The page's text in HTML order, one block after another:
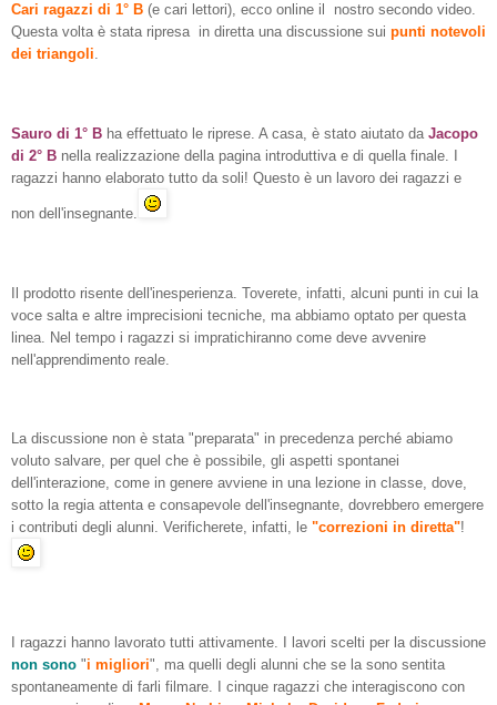
Cari ragazzi di 1° B (e cari lettori), ecco online il nostro secondo video.
Questa volta è stata ripresa in diretta una discussione sui punti notevoli
dei triangoli.
Sauro di 1° B ha effettuato le riprese. A casa, è stato aiutato da Jacopo
di 2° B nella realizzazione della pagina introduttiva e di quella finale. I
ragazzi hanno elaborato tutto da soli! Questo è un lavoro dei ragazzi e
non dell'insegnante.
Il prodotto risente dell'inesperienza. Toverete, infatti, alcuni punti in cui la
voce salta e altre imprecisioni tecniche, ma abbiamo optato per questa
linea. Nel tempo i ragazzi si impratichiranno come deve avvenire
nell'apprendimento reale.
La discussione non è stata "preparata" in precedenza perché abiamo
voluto salvare, per quel che è possibile, gli aspetti spontanei
dell'interazione, come in genere avviene in una lezione in classe, dove,
sotto la regia attenta e consapevole dell'insegnante, dovrebbero emergere
i contributi degli alunni. Verificherete, infatti, le "correzioni in diretta"!
I ragazzi hanno lavorato tutti attivamente. I lavori scelti per la discussione
non sono "i migliori", ma quelli degli alunni che se la sono sentita
spontaneamente di farli filmare. I cinque ragazzi che interagiscono con